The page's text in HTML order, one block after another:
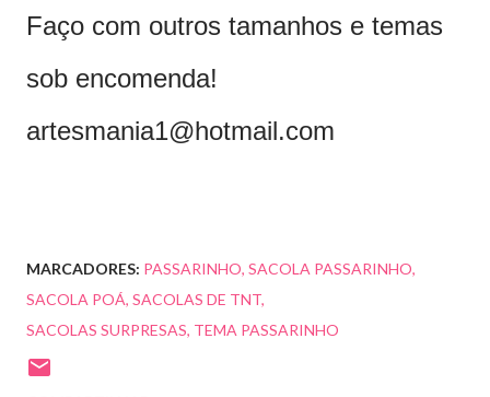
Faço com outros tamanhos e temas
sob encomenda!
artesmania1@hotmail.com
MARCADORES: PASSARINHO SACOLA PASSARINHO
SACOLA POÁ SACOLAS DE TNT
SACOLAS SURPRESAS TEMA PASSARINHO